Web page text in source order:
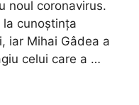
noul coronavirus.
cunoștința
iar Mihai Gâdea a
celui care a …